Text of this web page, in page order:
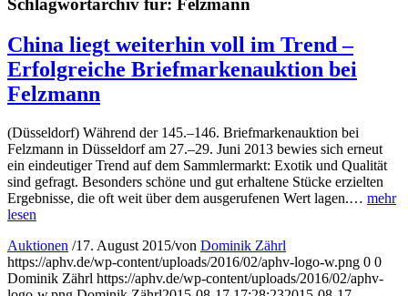
Schlagwortarchiv für: Felzmann
China liegt weiterhin voll im Trend –
Erfolgreiche Briefmarkenauktion bei
Felzmann
(Düsseldorf) Während der 145.–146. Briefmarkenauktion bei
Felzmann in Düsseldorf am 27.–29. Juni 2013 bewies sich erneut
ein eindeutiger Trend auf dem Sammlermarkt: Exotik und Qualität
sind gefragt. Besonders schöne und gut erhaltene Stücke erzielten
Ergebnisse, die oft weit über dem ausgerufenen Wert lagen.… mehr
lesen
Auktionen /17. August 2015/von Dominik Zährl
https://aphv.de/wp-content/uploads/2016/02/aphv-logo-w.png 0 0
Dominik Zährl https://aphv.de/wp-content/uploads/2016/02/aphv-